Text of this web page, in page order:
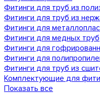
Фитинги для труб из
Фитинги для труб из
Фитинги для
Фитинги для медных труб
Фитинги для
Фитинги для
Фитинги для труб из
Комплектующие для
Показать все